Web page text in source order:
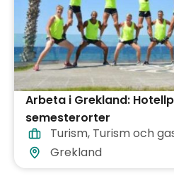
Arbeta i Grekland:
semesterorter
Turism, Turism och
Grekland